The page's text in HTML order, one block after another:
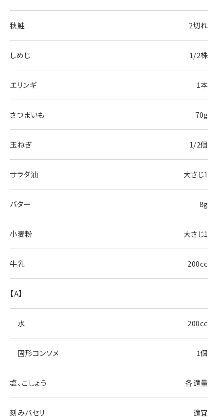
秋鮭 2切れ
しめじ 1/2株
エリンギ 1本
さつまいも 70g
玉ねぎ 1/2個
サラダ油 大さじ1
バター 8g
小麦粉 大さじ1
牛乳 200cc
【A】
水 200cc
固形コンソメ 1個
塩、こしょう 各適量
刻みパセリ 適宜